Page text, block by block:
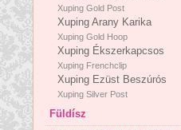
Xuping Gold Post
Xuping Arany Karika
Xuping Gold Hoop
Xuping Ékszerkapcsos
Xuping Frenchclip
Xuping Ezüst Beszúrós
Xuping Silver Post
Füldísz